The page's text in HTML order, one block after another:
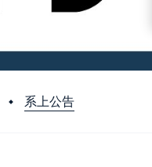
系上公告